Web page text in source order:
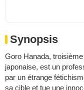
Synopsis
Goro Hanada,
japonaise, est un
par un étrange
sa cible et tue une